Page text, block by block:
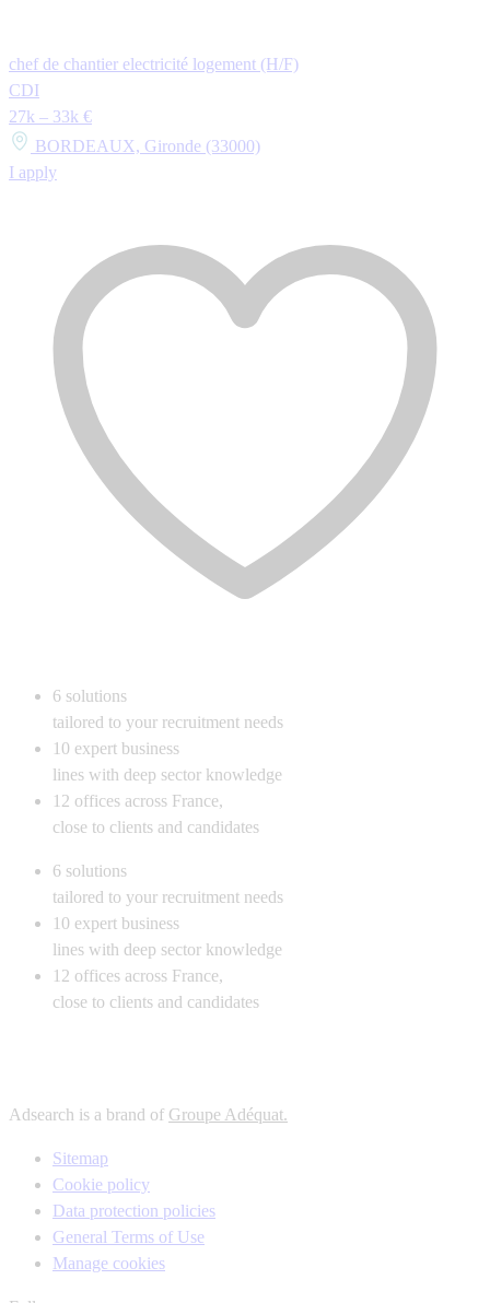
chef de chantier electricité logement (H/F)
CDI
27k – 33k €
BORDEAUX, Gironde (33000)
I apply
6 solutions
tailored to your recruitment needs
10 expert business
lines with deep sector knowledge
12 offices across France,
close to clients and candidates
6 solutions
tailored to your recruitment needs
10 expert business
lines with deep sector knowledge
12 offices across France,
close to clients and candidates
Adsearch is a brand of Groupe Adéquat.
Sitemap
Cookie policy
Data protection policies
General Terms of Use
Manage cookies